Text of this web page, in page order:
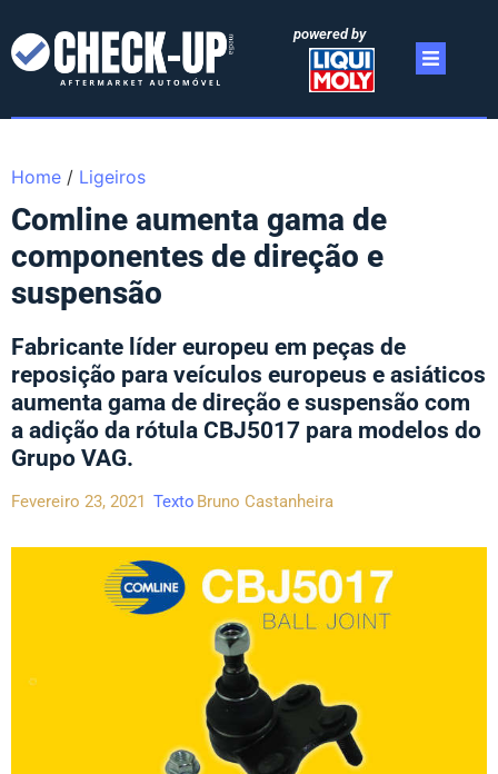
powered by
Home / Ligeiros
Comline aumenta gama de
componentes de direção e
suspensão
Fabricante líder europeu em peças de
reposição para veículos europeus e asiáticos
aumenta gama de direção e suspensão com
a adição da rótula CBJ5017 para modelos do
Grupo VAG.
Fevereiro 23, 2021 Texto Bruno Castanheira